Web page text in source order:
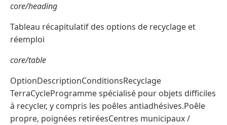
core/heading
Tableau récapitulatif des options de recyclage et
réemploi
core/table
OptionDescriptionConditionsRecyclage
TerraCycleProgramme spécialisé pour objets difficiles
à recycler, y compris les poêles antiadhésives.Poêle
propre, poignées retiréesCentres municipaux /